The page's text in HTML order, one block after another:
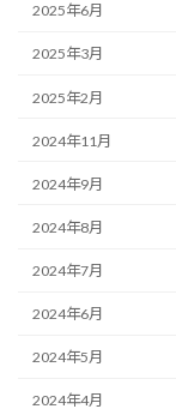
2025年6月
2025年3月
2025年2月
2024年11月
2024年9月
2024年8月
2024年7月
2024年6月
2024年5月
2024年4月